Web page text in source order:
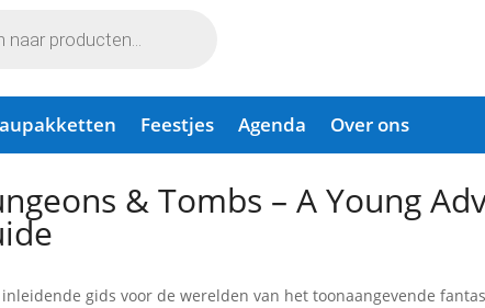
Feestjes Agenda Over ons
& Tombs – A Young
inleidende gids voor de werelden van het toonaangevende